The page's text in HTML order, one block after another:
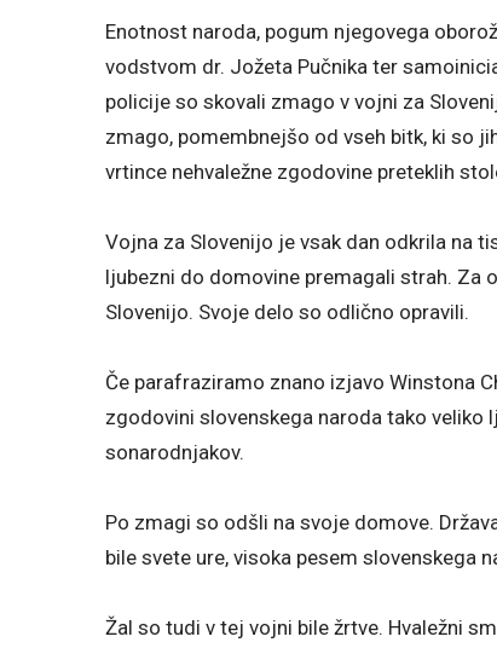
Enotnost naroda, pogum njegovega
vodstvom dr. Jožeta Pučnika ter
policije so skovali zmago v vojni za
zmago, pomembnejšo od vseh bitk, ki so
vrtince nehvaležne zgodovine preteklih
Vojna za Slovenijo je vsak dan odkrila na
ljubezni do domovine premagali strah. Za
Slovenijo. Svoje delo so odlično opravili.
Če parafraziramo znano izjavo Winstona
zgodovini slovenskega naroda tako veliko
sonarodnjakov.
Po zmagi so odšli na svoje domove.
bile svete ure, visoka pesem slovenskega
Žal so tudi v tej vojni bile žrtve. Hvaležni